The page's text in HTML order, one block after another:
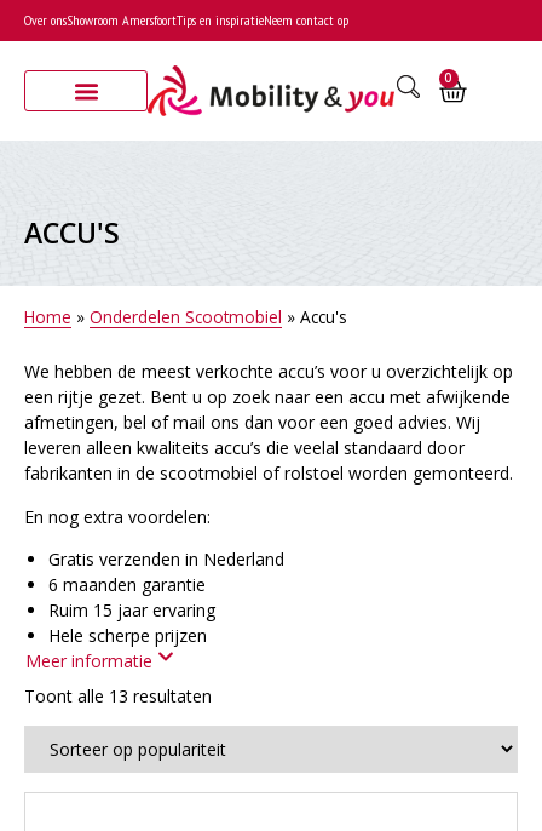
Over onsShowroom AmersfoortTips en inspiratieNeem contact op
0
ACCU'S
Home » Onderdelen Scootmobiel » Accu's
We hebben de meest verkochte accu’s voor u overzichtelijk op
een rijtje gezet. Bent u op zoek naar een accu met afwijkende
afmetingen, bel of mail ons dan voor een goed advies. Wij
leveren alleen kwaliteits accu’s die veelal standaard door
fabrikanten in de scootmobiel of rolstoel worden gemonteerd.
En nog extra voordelen:
Gratis verzenden in Nederland
6 maanden garantie
Ruim 15 jaar ervaring
Hele scherpe prijzen
Meer informatie
Toont alle 13 resultaten